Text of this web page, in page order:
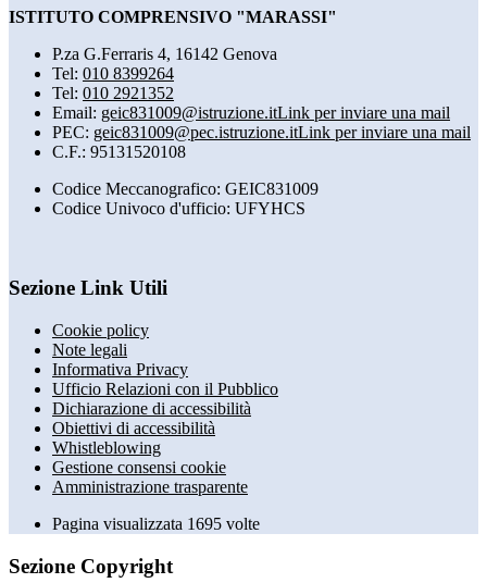
ISTITUTO COMPRENSIVO "MARASSI"
P.za G.Ferraris 4, 16142 Genova
Tel: 010 8399264
Tel: 010 2921352
Email: geic831009@istruzione.itLink per inviare una mail
PEC: geic831009@pec.istruzione.itLink per inviare una mail
C.F.: 95131520108
Codice Meccanografico: GEIC831009
Codice Univoco d'ufficio: UFYHCS
Sezione Link Utili
Cookie policy
Note legali
Informativa Privacy
Ufficio Relazioni con il Pubblico
Dichiarazione di accessibilità
Obiettivi di accessibilità
Whistleblowing
Gestione consensi cookie
Amministrazione trasparente
Pagina visualizzata 1695 volte
Sezione Copyright